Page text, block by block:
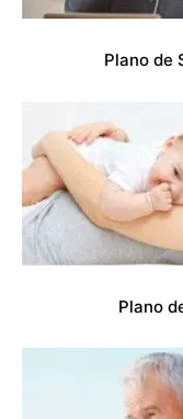
Plano de
Plano